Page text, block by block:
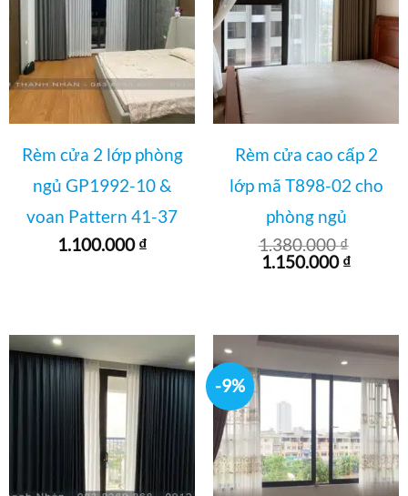
Rèm cửa 2 lớp phòng
ngủ GP1992-10 &
voan Pattern 41-37
1.100.000₫
Rèm cửa cao cấp 2
lớp mã T898-02 cho
phòng ngủ
1.380.000₫
Giá
1.150.000₫Giá
-9%